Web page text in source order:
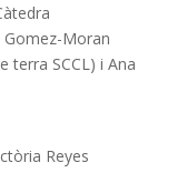
Gomez-Moran
terra SCCL) i Ana
Reyes